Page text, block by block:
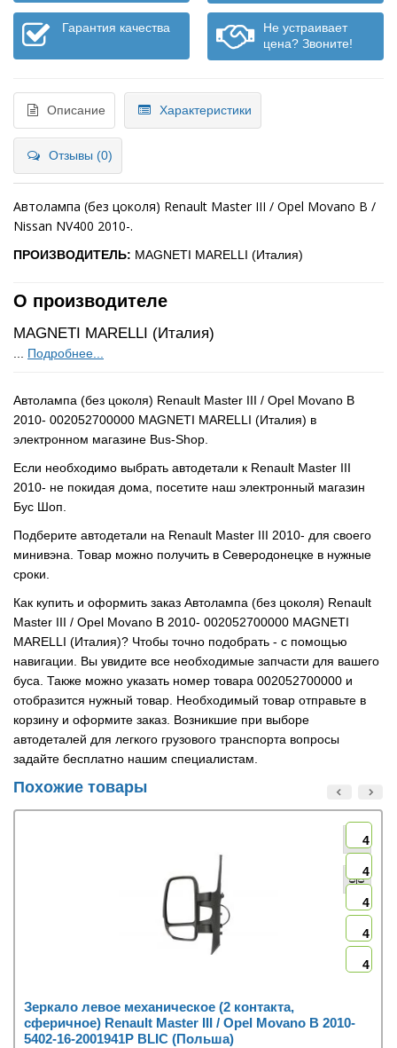
Гарантия качества
Не устраивает
цена? Звоните!
Описание Характеристики
Отзывы (0)
Автолампа (без цоколя) Renault Master III / Opel Movano B /
Nissan NV400 2010-.
ПРОИЗВОДИТЕЛЬ: MAGNETI MARELLI (Италия)
О производителе
MAGNETI MARELLI (Италия)
Подробнее...
Автолампа (без цоколя) Renault Master III / Opel Movano B
2010- 002052700000 MAGNETI MARELLI (Италия) в
электронном магазине Bus-Shop.
Если необходимо выбрать автодетали к Renault Master III
2010- не покидая дома, посетите наш электронный магазин
Бус Шоп.
Подберите автодетали на Renault Master III 2010- для своего
минивэна. Товар можно получить в Северодонецке в нужные
сроки.
Как купить и оформить заказ Автолампа (без цоколя) Renault
Master III / Opel Movano B 2010- 002052700000 MAGNETI
MARELLI (Италия)? Чтобы точно подобрать - с помощью
навигации. Вы увидите все необходимые запчасти для вашего
буса. Также можно указать номер товара 002052700000 и
отобразится нужный товар. Необходимый товар отправьте в
корзину и оформите заказ. Возникшие при выборе
автодеталей для легкого грузового транспорта вопросы
задайте бесплатно нашим специалистам.
Похожие товары
4
4
4
4
4
Зеркало левое механическое (2 контакта,
сферичное) Renault Master III / Opel Movano B 2010-
5402-16-2001941P BLIC (Польша)